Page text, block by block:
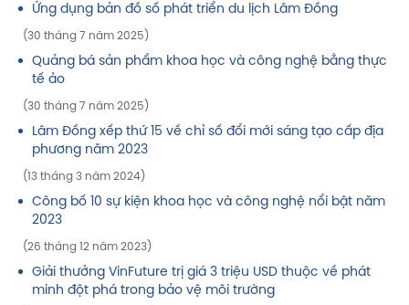
Ứng dụng bản đồ số phát triển du lịch Lâm Đồng
(30 tháng 7 năm 2025)
Quảng bá sản phẩm khoa học và công nghệ bằng thực
tế ảo
(30 tháng 7 năm 2025)
Lâm Đồng xếp thứ 15 về chỉ số đổi mới sáng tạo cấp địa
phương năm 2023
(13 tháng 3 năm 2024)
Công bố 10 sự kiện khoa học và công nghệ nổi bật năm
2023
(26 tháng 12 năm 2023)
Giải thưởng VinFuture trị giá 3 triệu USD thuộc về phát
minh đột phá trong bảo vệ môi trường